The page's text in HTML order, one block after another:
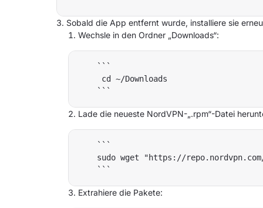
Sobald die App entfernt wurde, installiere sie
Wechsle in den Ordner „Downloads“:
    ```
     cd ~/Downloads
Lade die neueste NordVPN-„.rpm“-Datei
    ```
sudo wget "https://
Extrahiere die Pakete: